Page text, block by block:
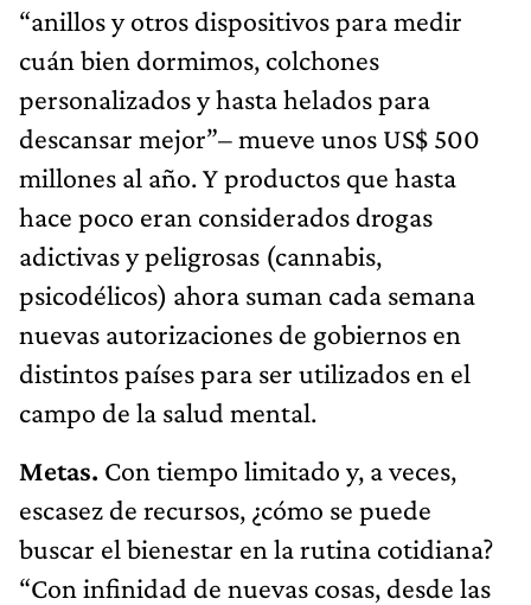
“anillos y otros dispositivos para medir
cuán bien dormimos, colchones
personalizados y hasta helados para
descansar mejor”– mueve unos US$ 500
millones al año. Y productos que hasta
hace poco eran considerados drogas
adictivas y peligrosas (cannabis,
psicodélicos) ahora suman cada semana
nuevas autorizaciones de gobiernos en
distintos países para ser utilizados en el
campo de la salud mental.
Metas. Con tiempo limitado y, a veces,
escasez de recursos, ¿cómo se puede
buscar el bienestar en la rutina cotidiana?
“Con infinidad de nuevas cosas, desde las